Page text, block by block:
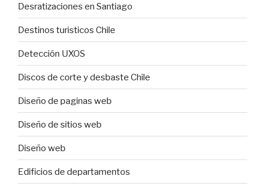
Desratizaciones en Santiago
Destinos turisticos Chile
Detección UXOS
Discos de corte y desbaste Chile
Diseño de paginas web
Diseño de sitios web
Diseño web
Edificios de departamentos